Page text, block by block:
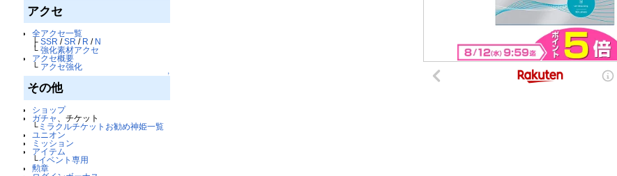
アクセ
全アクセ一覧
├ SSR /SR / R / N
└ 強化素材アクセ
アクセ概要
└ アクセ強化
↑
その他
ショップ
ガチャ
、チケット
└ミラクルチケットお勧め神姫一覧
ユニオン
ミッション
アイテム
└イベント専用
勲章